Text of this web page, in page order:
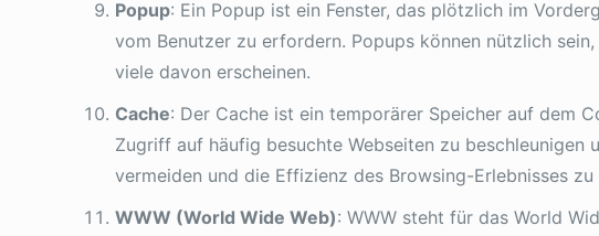
Popup: Ein Popup ist ein Fenster, das plötzlich im
vom Benutzer zu erfordern. Popups können nützlich
viele davon erscheinen.
Cache: Der Cache ist ein temporärer Speicher auf dem
Zugriff auf häufig besuchte Webseiten zu
vermeiden und die Effizienz des Browsing-Erlebnisses zu
WWW (World Wide Web): WWW steht für das World